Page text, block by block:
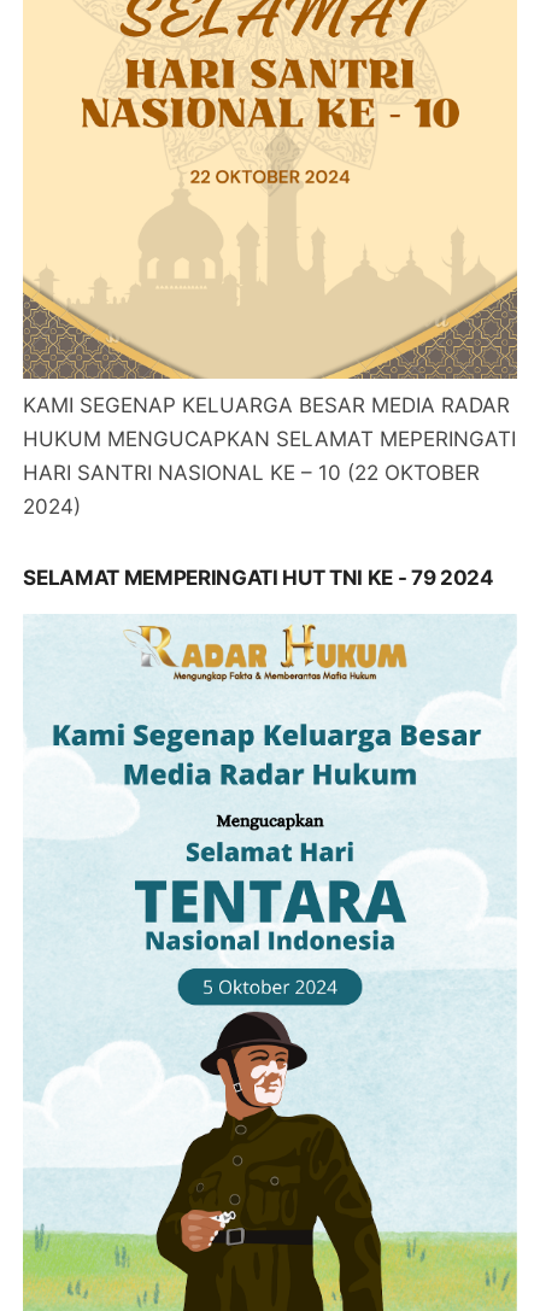
KAMI SEGENAP KELUARGA BESAR MEDIA RADAR
HUKUM MENGUCAPKAN SELAMAT MEPERINGATI
HARI SANTRI NASIONAL KE – 10 (22 OKTOBER
2024)
SELAMAT MEMPERINGATI HUT TNI KE - 79 2024